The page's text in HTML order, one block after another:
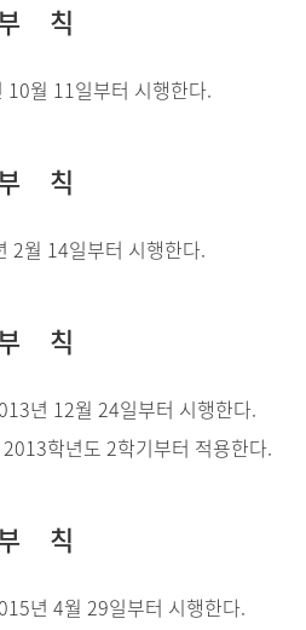
칙
월 11일부터 시행한다.
칙
2월 14일부터 시행한다.
칙
년 12월 24일부터 시행한다.
학년도 2학기부터 적용한다.
칙
년 4월 29일부터 시행한다.